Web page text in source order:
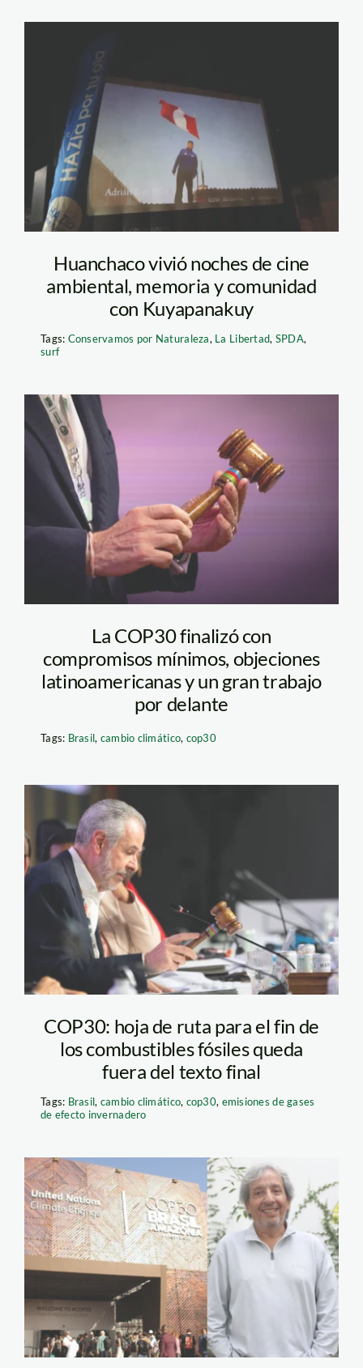
Huanchaco-
Kuyapanakuy-Cine-
SPDA-1
Huanchaco vivió noches de cine
ambiental, memoria y comunidad
con Kuyapanakuy
Tags: Conservamos por Naturaleza, La Libertad, SPDA,
surf
cop30-brasil-
presidente-de-la-cop
La COP30 finalizó con
compromisos mínimos, objeciones
latinoamericanas y un gran trabajo
por delante
Tags: Brasil, cambio climático, cop30
andre-correa—
presidente-de-la-
cop30-cop30
COP30: hoja de ruta para el fin de
los combustibles fósiles queda
fuera del texto final
Tags: Brasil, cambio climático, cop30, emisiones de gases
de efecto invernadero
manuel-pulgar-vidal-
cop30-1